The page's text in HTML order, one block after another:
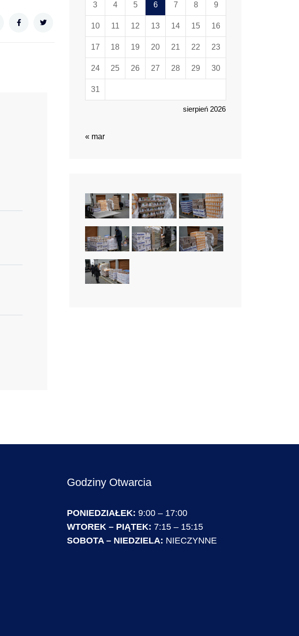
sierpień 2026
3 4 5 6 7 8 9
10 11 12 13 14 15 16
17 18 19 20 21 22 23
24 25 26 27 28 29 30
31
« mar
Godziny Otwarcia
PONIEDZIAŁEK: 9:00 – 17:00
WTOREK – PIĄTEK: 7:15 – 15:15
SOBOTA – NIEDZIELA: NIECZYNNE